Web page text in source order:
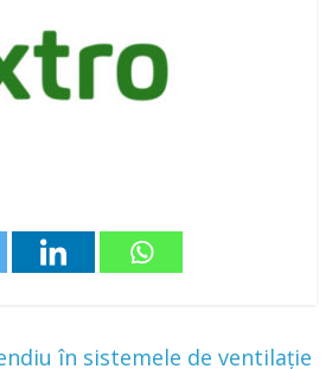
în sistemele de ventilație